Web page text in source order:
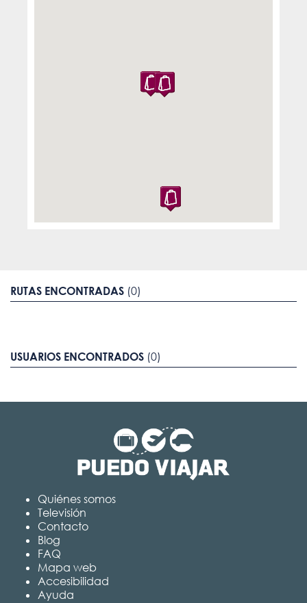
RUTAS ENCONTRADAS (0)
USUARIOS ENCONTRADOS (0)
Quiénes somos
Televisión
Contacto
Blog
FAQ
Mapa web
Accesibilidad
Ayuda